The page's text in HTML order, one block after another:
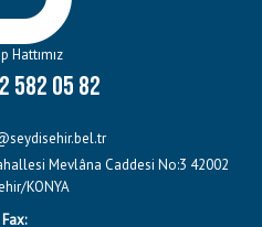
Hattımız
582 05 82
Mevlâna Caddesi No:3 42002
KONYA
Fax: